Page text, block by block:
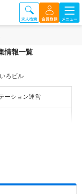
情報一覧
ろビル
ーション運営
躍しているステーショ